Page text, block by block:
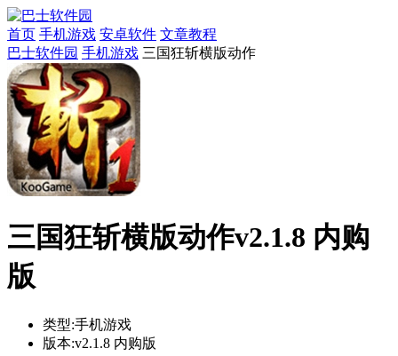
首页 手机游戏 安卓软件 文章教程
巴士软件园 手机游戏 三国狂斩横版动作
三国狂斩横版动作v2.1.8 内购
版
类型:手机游戏
版本:v2.1.8 内购版